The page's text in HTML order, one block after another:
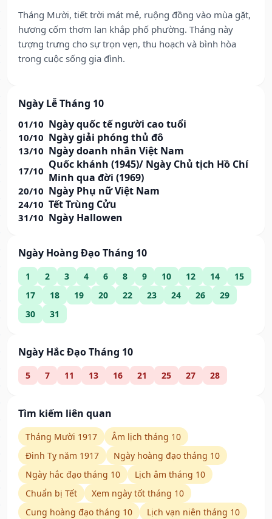
Tháng Mười, tiết trời mát mẻ, ruộng đồng vào mùa gặt,
hương cốm thơm lan khắp phố phường. Tháng này
tượng trưng cho sự trọn vẹn, thu hoạch và bình hòa
trong cuộc sống gia đình.
Ngày Lễ Tháng 10
01/10 Ngày quốc tế người cao tuổi
10/10 Ngày giải phóng thủ đô
13/10 Ngày doanh nhân Việt Nam
17/10 Quốc khánh (1945)/ Ngày Chủ tịch Hồ Chí
Minh qua đời (1969)
20/10 Ngày Phụ nữ Việt Nam
24/10 Tết Trùng Cửu
31/10 Ngày Hallowen
Ngày Hoàng Đạo Tháng 10
1 2 3 4 6 8 9 10 12 14
15
17
18 19 20 22 23 24 26
29
30
31
Ngày Hắc Đạo Tháng 10
5 7 11 13 16 21 25 27 28
Tìm kiếm liên quan
Tháng Mười 1917
Âm lịch tháng 10
Đinh Tỵ năm 1917
Ngày hoàng đạo tháng 10
Ngày hắc đạo tháng 10
Lịch âm tháng 10
Chuẩn bị Tết
Xem ngày tốt tháng 10
Cung hoàng đạo tháng 10
Lịch vạn niên tháng 10